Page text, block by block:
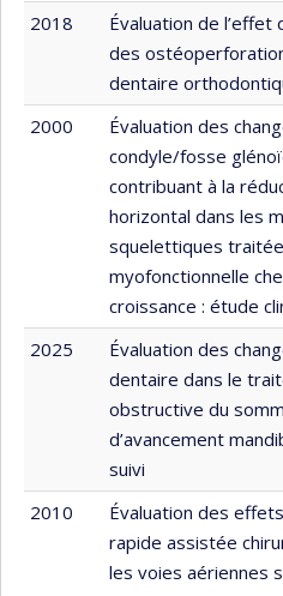
2018
Évaluation de
des
dentaire
2000
Évaluation des
condyle/fosse
contribuant à la
horizontal dans les
squelettiques
myofonctionnelle
croissance : étude
2025
Évaluation des
dentaire dans le
obstructive du
d’avancement
suivi
2010
Évaluation des
rapide assistée
les voies aériennes